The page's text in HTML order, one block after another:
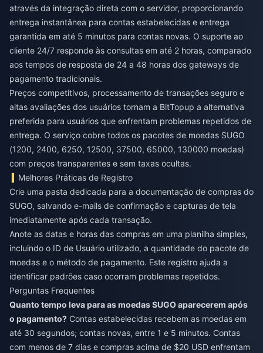
através da integração direta com o servidor, proporcionando
entrega instantânea para contas estabelecidas e entrega
garantida em até 5 minutos para contas novas. O suporte ao
cliente 24/7 responde às consultas em até 2 horas, comparado
aos tempos de resposta de 24 a 48 horas dos gateways de
pagamento tradicionais.
Preços competitivos, processamento de transações seguro e
altas avaliações dos usuários tornam a BitTopup a alternativa
preferida para usuários que enfrentam problemas repetidos de
entrega. O serviço cobre todos os pacotes de moedas SUGO
(1200, 2400, 6250, 12500, 37500, 65000, 130000 moedas)
com preços transparentes e sem taxas ocultas.
Melhores Práticas de Registro
Crie uma pasta dedicada para a documentação de compras do
SUGO, salvando e-mails de confirmação e capturas de tela
imediatamente após cada transação.
Anote as datas e horas das compras em uma planilha simples,
incluindo o ID de Usuário utilizado, a quantidade do pacote de
moedas e o método de pagamento. Este registro ajuda a
identificar padrões caso ocorram problemas repetidos.
Perguntas Frequentes
Quanto tempo leva para as moedas SUGO aparecerem após
o pagamento? Contas estabelecidas recebem as moedas em
até 30 segundos; contas novas, entre 1 e 5 minutos. Contas
com menos de 7 dias e compras acima de $20 USD enfrentam